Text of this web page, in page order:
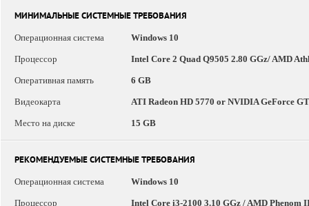
МИНИМАЛЬНЫЕ СИСТЕМНЫЕ ТРЕБОВАНИЯ
Операционная система
Windows 10
Процессор Intel Core 2 Quad Q9505 2.80 GGz/ AMD
Оперативная память 6 GB
Видеокарта ATI Radeon HD 5770 or NVIDIA GeForce
Место на диске 15 GB
РЕКОМЕНДУЕМЫЕ СИСТЕМНЫЕ ТРЕБОВАНИЯ
Операционная система
Windows 10
Процессор Intel Core i3-2100 3.10 GGz / AMD Phenom